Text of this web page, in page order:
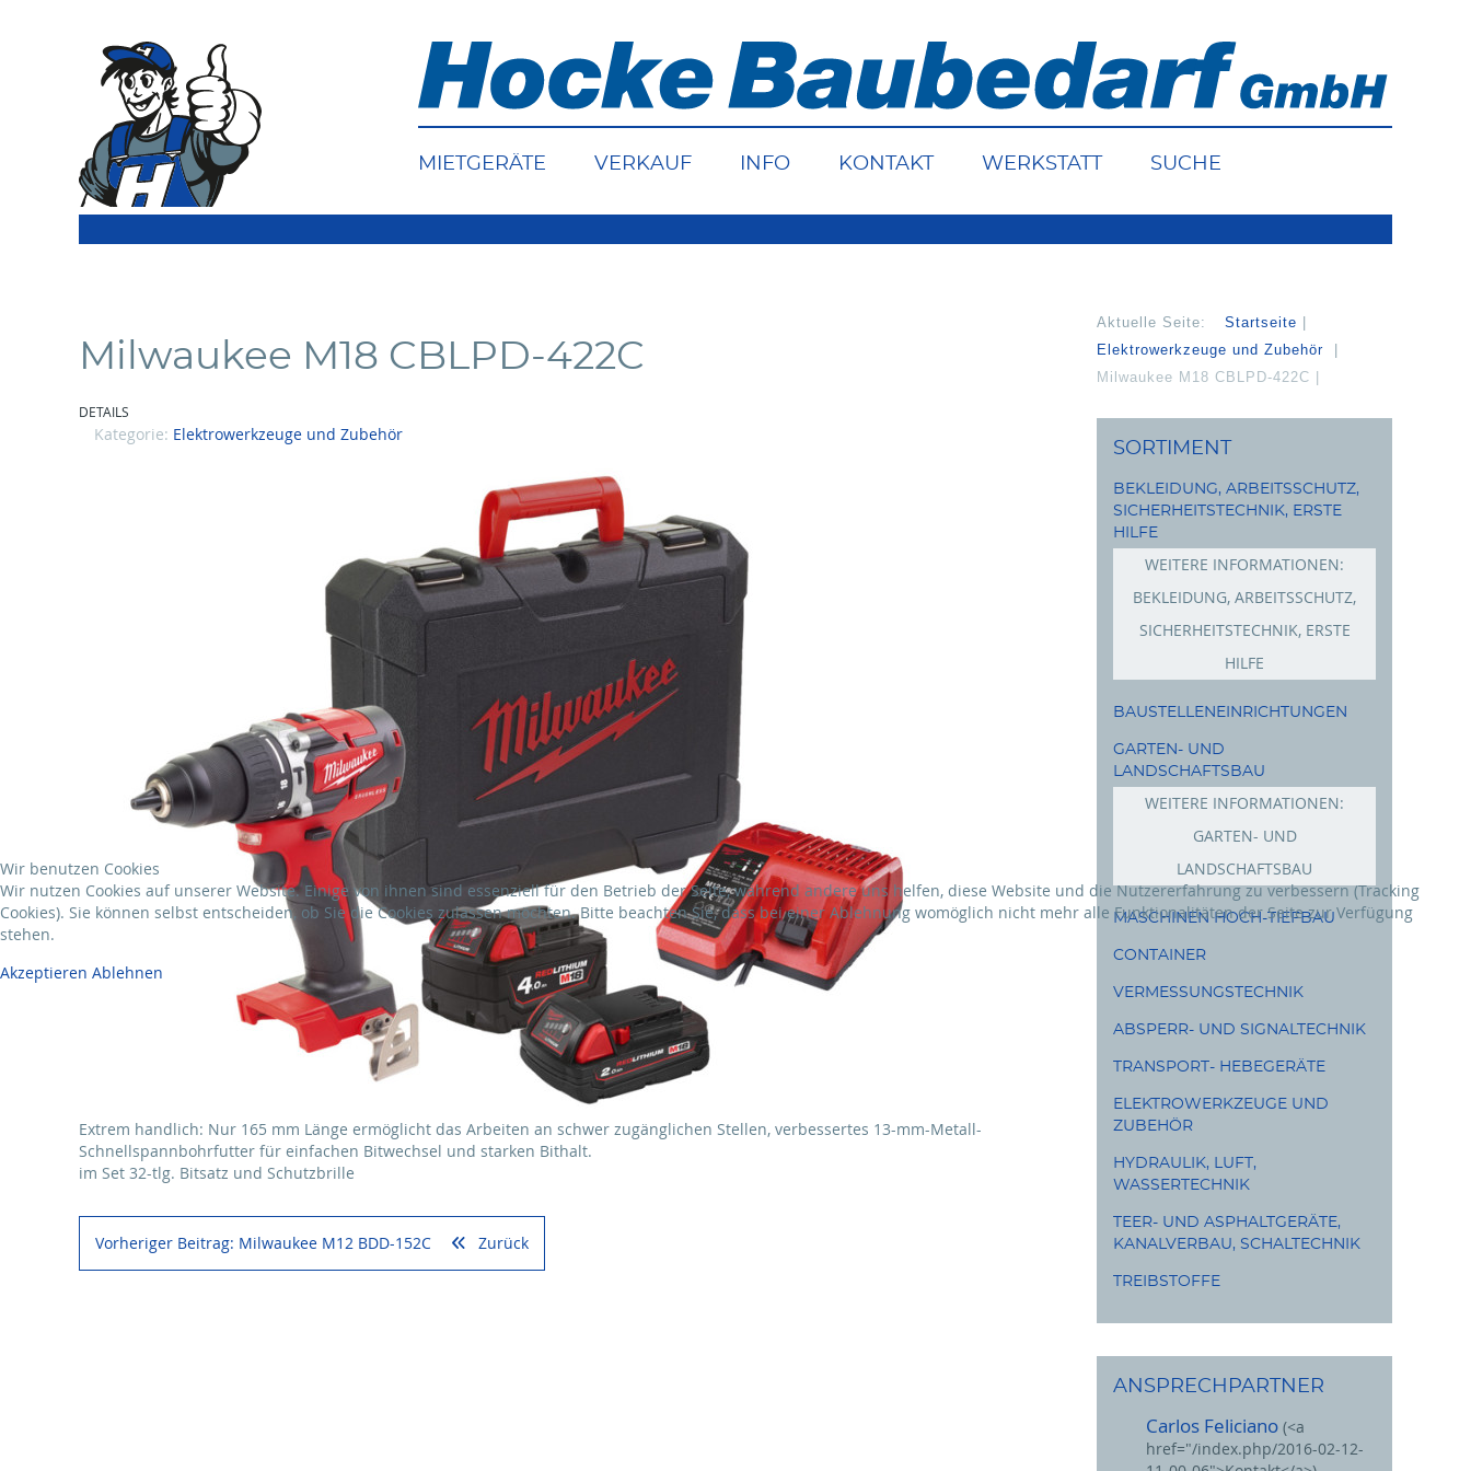
MIETGERÄTE VERKAUF INFO KONTAKT WERKSTATT SUCHE
Milwaukee M18 CBLPD-422C
DETAILS
Kategorie: Elektrowerkzeuge und Zubehör
Extrem handlich: Nur 165 mm Länge ermöglicht das Arbeiten an schwer zugänglichen Stellen, verbessertes 13-mm-Metall-
Schnellspannbohrfutter für einfachen Bitwechsel und starken Bithalt.
im Set 32-tlg. Bitsatz und Schutzbrille‍
Vorheriger Beitrag: Milwaukee M12 BDD-152C Zurück
Aktuelle Seite:
Startseite
Elektrowerkzeuge und Zubehör
Milwaukee M18 CBLPD-422C
SORTIMENT
BEKLEIDUNG, ARBEITSSCHUTZ,
SICHERHEITSTECHNIK, ERSTE
HILFE
WEITERE INFORMATIONEN:
BEKLEIDUNG, ARBEITSSCHUTZ,
SICHERHEITSTECHNIK, ERSTE
HILFE
Arbeitsschutz
BAUSTELLENEINRICHTUNGEN
GARTEN- UND
LANDSCHAFTSBAU
WEITERE INFORMATIONEN:
GARTEN- UND
LANDSCHAFTSBAU
Rasenmäher
MASCHINEN HOCH-TIEFBAU
CONTAINER
VERMESSUNGSTECHNIK
ABSPERR- UND SIGNALTECHNIK
TRANSPORT- HEBEGERÄTE
ELEKTROWERKZEUGE UND
ZUBEHÖR
HYDRAULIK, LUFT,
WASSERTECHNIK
TEER- UND ASPHALTGERÄTE,
KANALVERBAU, SCHALTECHNIK
TREIBSTOFFE
ANSPRECHPARTNER
Carlos Feliciano (<a
href="/index.php/2016-02-12-
Wir benutzen Cookies
Wir nutzen Cookies auf unserer Website. Einige von ihnen sind essenziell für den Betrieb der Seite, während andere uns helfen, diese Website und die Nutzererfahrung zu verbessern (Tracking
Cookies). Sie können selbst entscheiden, ob Sie die Cookies zulassen möchten. Bitte beachten Sie, dass bei einer Ablehnung womöglich nicht mehr alle Funktionalitäten der Seite zur Verfügung
stehen.
Akzeptieren Ablehnen